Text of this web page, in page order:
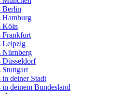
Berlin
Hamburg
Köln
Frankfurt
Leipzig
Nürnberg
Düsseldorf
Stuttgart
in deiner Stadt
in deinem Bundesland